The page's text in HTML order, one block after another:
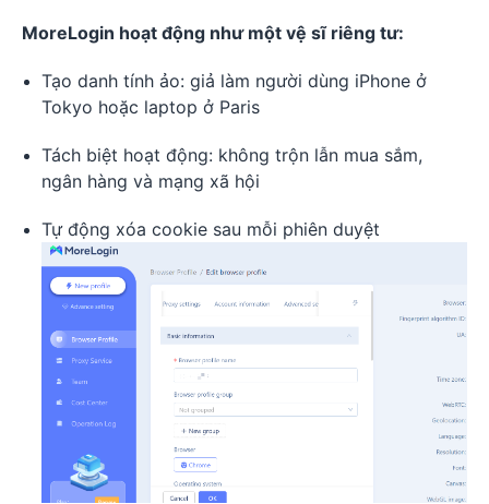
MoreLogin hoạt động như một vệ sĩ riêng tư:
Tạo danh tính ảo: giả làm người dùng iPhone ở
Tokyo hoặc laptop ở Paris
Tách biệt hoạt động: không trộn lẫn mua sắm,
ngân hàng và mạng xã hội
Tự động xóa cookie sau mỗi phiên duyệt